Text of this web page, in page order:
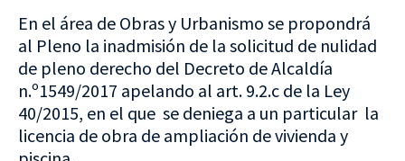
En el área de Obras y Urbanismo se propondrá
al Pleno la inadmisión de la solicitud de nulidad
de pleno derecho del Decreto de Alcaldía
n.º1549/2017 apelando al art. 9.2.c de la Ley
40/2015, en el que se deniega a un particular la
licencia de obra de ampliación de vivienda y